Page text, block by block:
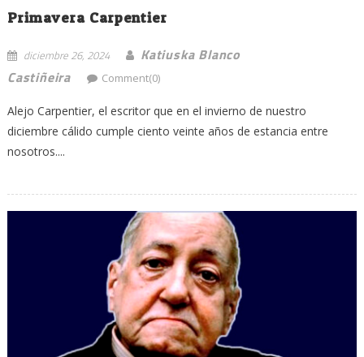
Primavera Carpentier
diciembre 26, 2024
Katiuska Blanco
Castiñeira
Comment(0)
Alejo Carpentier, el escritor que en el invierno de nuestro
diciembre cálido cumple ciento veinte años de estancia entre
nosotros....